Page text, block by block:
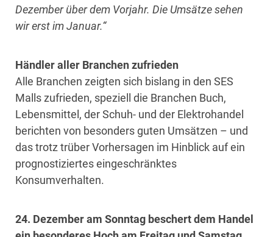
Dezember über dem Vorjahr. Die Umsätze sehen
wir erst im Januar.“
Händler aller Branchen zufrieden
Alle Branchen zeigten sich bislang in den SES
Malls zufrieden, speziell die Branchen Buch,
Lebensmittel, der Schuh- und der Elektrohandel
berichten von besonders guten Umsätzen – und
das trotz trüber Vorhersagen im Hinblick auf ein
prognostiziertes eingeschränktes
Konsumverhalten.
24. Dezember am Sonntag beschert dem Handel